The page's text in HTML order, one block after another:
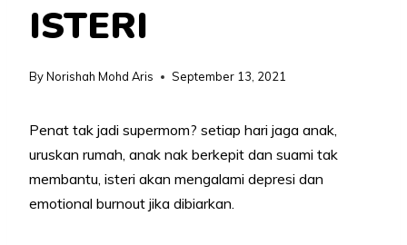
ISTERI
ByNorishah Mohd Aris September 13, 2021
Penat tak jadi supermom? setiap hari jaga anak,
uruskan rumah, anak nak berkepit dan suami tak
membantu, isteri akan mengalami depresi dan
emotional burnout jika dibiarkan.